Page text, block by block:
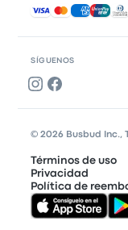
SÍGUENOS
Pagos aceptados
© 2026 Busbud Inc.,
Términos de uso
Privacidad
Política de